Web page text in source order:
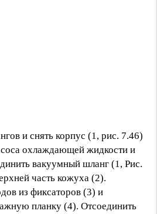
и снять корпус (1, рис. 7.46)
охлаждающей жидкости и
вакуумный шланг (1, Рис.
часть кожуха (2).
из фиксаторов (3) и
планку (4). Отсоединить